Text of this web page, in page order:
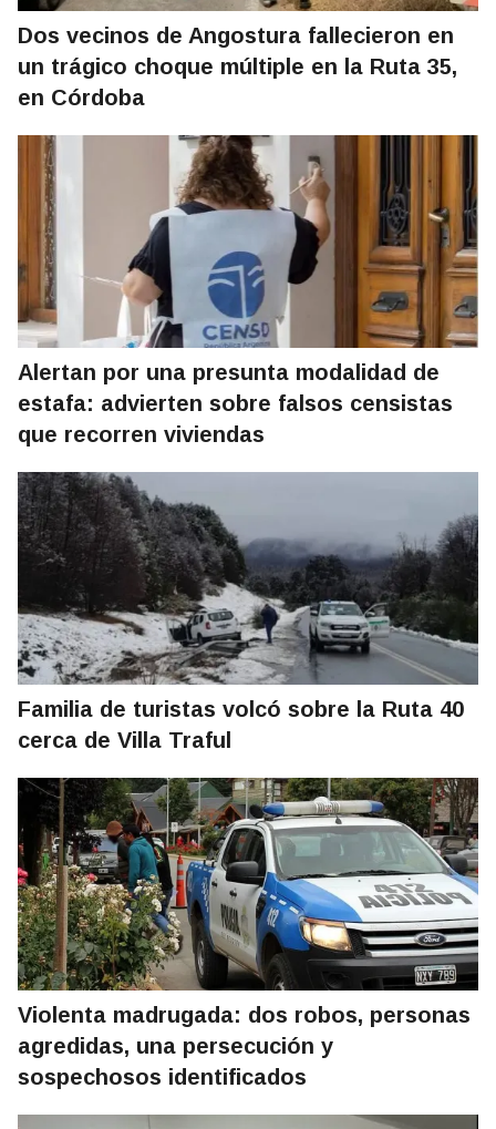
Dos vecinos de Angostura fallecieron en
un trágico choque múltiple en la Ruta 35,
en Córdoba
Alertan por una presunta modalidad de
estafa: advierten sobre falsos censistas
que recorren viviendas
Familia de turistas volcó sobre la Ruta 40
cerca de Villa Traful
Violenta madrugada: dos robos, personas
agredidas, una persecución y
sospechosos identificados